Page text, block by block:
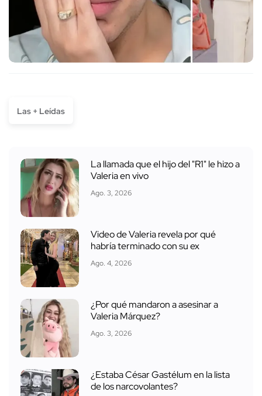
Las + Leídas
La llamada que el hijo del "R1" le hizo a
Valeria en vivo
Ago. 3, 2026
Video de Valeria revela por qué
habría terminado con su ex
Ago. 4, 2026
¿Por qué mandaron a asesinar a
Valeria Márquez?
Ago. 3, 2026
¿Estaba César Gastélum en la lista
de los narcovolantes?